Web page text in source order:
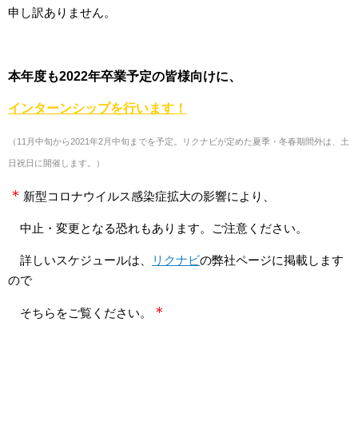
申し訳ありません。
本年度も2022年卒業予定の皆様向けに、
インターンシップを行います！
（11月中旬から2021年2月中旬までを予定。 リクナビが定めた夏季・冬春期間外は、土
日祝日に開催します。）
＊ 新型コロナウイルス感染症拡大の影響により、
中止・変更となる恐れもあります。ご注意ください。
詳しいスケジュールは、 リクナビの弊社ページに掲載します
ので
そちらをご覧ください。 ＊